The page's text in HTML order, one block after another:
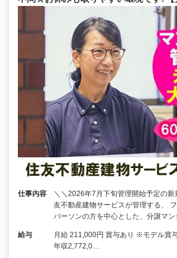
仕事内容
＼＼2026年7月下旬管理開始予定の
友不動産建物サービスが管理する、
パーソンの方を中心とした、分譲マ
給与
月給 211,000円 賞与あり ※モデル賞
年収2,772,0…